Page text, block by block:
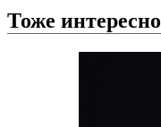
Тоже интересно